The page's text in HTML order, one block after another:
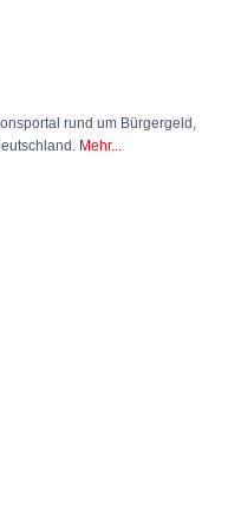
rund um Bürgergeld,
Mehr...